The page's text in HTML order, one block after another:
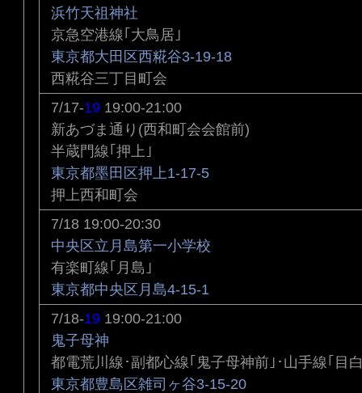
浜竹天祖神社
京急空港線｢大鳥居｣
東京都大田区西糀谷3-19-18
西糀谷三丁目町会
7/17-19 19:00-21:00
新あづま通り(西和町会会館前)
半蔵門線｢押上｣
東京都墨田区押上1-17-5
押上西和町会
7/18 19:00-20:30
中央区立月島第一小学校
有楽町線｢月島｣
東京都中央区月島4-15-1
7/18-19 19:00-21:00
鬼子母神
都電荒川線･副都心線｢鬼子母神前｣･山手線｢目
東京都豊島区雑司ヶ谷3-15-20